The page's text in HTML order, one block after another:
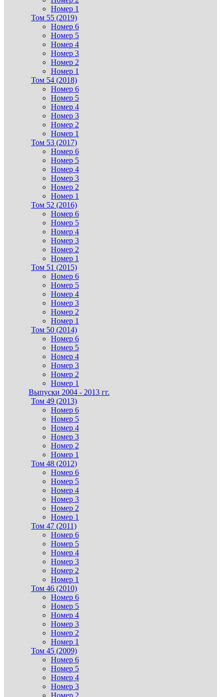
Номер 1
Том 55 (2019)
Номер 6
Номер 5
Номер 4
Номер 3
Номер 2
Номер 1
Том 54 (2018)
Номер 6
Номер 5
Номер 4
Номер 3
Номер 2
Номер 1
Том 53 (2017)
Номер 6
Номер 5
Номер 4
Номер 3
Номер 2
Номер 1
Том 52 (2016)
Номер 6
Номер 5
Номер 4
Номер 3
Номер 2
Номер 1
Том 51 (2015)
Номер 6
Номер 5
Номер 4
Номер 3
Номер 2
Номер 1
Том 50 (2014)
Номер 6
Номер 5
Номер 4
Номер 3
Номер 2
Номер 1
Выпуски 2004 - 2013 гг.
Том 49 (2013)
Номер 6
Номер 5
Номер 4
Номер 3
Номер 2
Номер 1
Том 48 (2012)
Номер 6
Номер 5
Номер 4
Номер 3
Номер 2
Номер 1
Том 47 (2011)
Номер 6
Номер 5
Номер 4
Номер 3
Номер 2
Номер 1
Том 46 (2010)
Номер 6
Номер 5
Номер 4
Номер 3
Номер 2
Номер 1
Том 45 (2009)
Номер 6
Номер 5
Номер 4
Номер 3
Номер 2